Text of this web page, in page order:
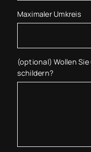
Maximaler Umkreis
(optional) Wollen
schildern?